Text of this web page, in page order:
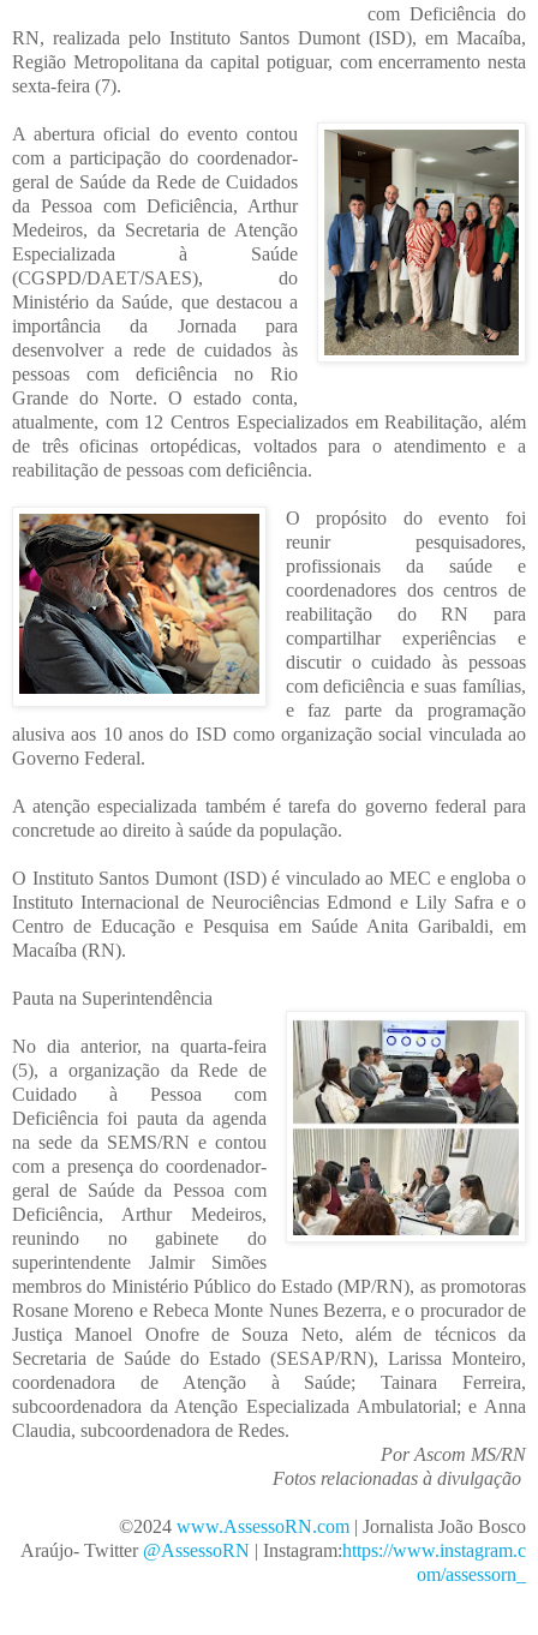
com Deficiência do
RN, realizada pelo Instituto Santos Dumont (ISD), em Macaíba,
Região Metropolitana da capital potiguar, com encerramento nesta
sexta-feira (7).
A abertura oficial do evento contou
com a participação do coordenador-
geral de Saúde da Rede de Cuidados
da Pessoa com Deficiência, Arthur
Medeiros, da Secretaria de Atenção
Especializada à Saúde
(CGSPD/DAET/SAES), do
Ministério da Saúde, que destacou a
importância da Jornada para
desenvolver a rede de cuidados às
pessoas com deficiência no Rio
Grande do Norte. O estado conta,
atualmente, com 12 Centros Especializados em Reabilitação, além
de três oficinas ortopédicas, voltados para o atendimento e a
reabilitação de pessoas com deficiência.
O propósito do evento foi
reunir pesquisadores,
profissionais da saúde e
coordenadores dos centros de
reabilitação do RN para
compartilhar experiências e
discutir o cuidado às pessoas
com deficiência e suas famílias,
e faz parte da programação
alusiva aos 10 anos do ISD como organização social vinculada ao
Governo Federal.
A atenção especializada também é tarefa do governo federal para
concretude ao direito à saúde da população.
O Instituto Santos Dumont (ISD) é vinculado ao MEC e engloba o
Instituto Internacional de Neurociências Edmond e Lily Safra e o
Centro de Educação e Pesquisa em Saúde Anita Garibaldi, em
Macaíba (RN).
Pauta na Superintendência
No dia anterior, na quarta-feira
(5), a organização da Rede de
Cuidado à Pessoa com
Deficiência foi pauta da agenda
na sede da SEMS/RN e contou
com a presença do coordenador-
geral de Saúde da Pessoa com
Deficiência, Arthur Medeiros,
reunindo no gabinete do
superintendente Jalmir Simões
membros do Ministério Público do Estado (MP/RN), as promotoras
Rosane Moreno e Rebeca Monte Nunes Bezerra, e o procurador de
Justiça Manoel Onofre de Souza Neto, além de técnicos da
Secretaria de Saúde do Estado (SESAP/RN), Larissa Monteiro,
coordenadora de Atenção à Saúde; Tainara Ferreira,
subcoordenadora da Atenção Especializada Ambulatorial; e Anna
Claudia, subcoordenadora de Redes.
Por Ascom MS/RN
Fotos relacionadas à divulgação
©2024 www.AssessoRN.com | Jornalista João Bosco
Araújo- Twitter @AssessoRN | Instagram:https://www.instagram.c
om/assessorn